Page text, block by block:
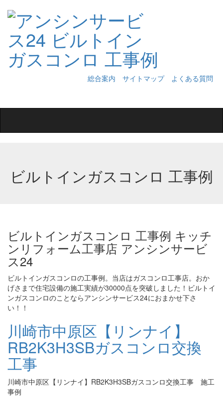
総合案内 サイトマップ
よくある質問
ビルトインガスコンロ 工事例
ビルトインガスコンロ 工事例 キッチ
ンリフォーム工事店 アンシンサービ
ス24
ビルトインガスコンロの工事例。当店はガスコンロ工事店。おか
げさまで住宅設備の施工実績が30000点を突破しました！ビルトイ
ンガスコンロのことならアンシンサービス24におまかせ下さ
い！！
川崎市中原区【リンナイ】
RB2K3H3SBガスコンロ交換
工事
川崎市中原区【リンナイ】RB2K3H3SBガスコンロ交換工事 施工
事例